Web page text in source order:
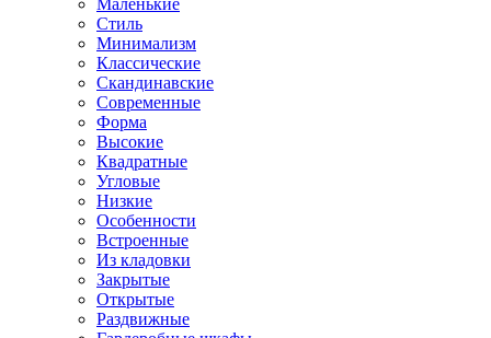
Маленькие
Стиль
Минимализм
Классические
Скандинавские
Современные
Форма
Высокие
Квадратные
Угловые
Низкие
Особенности
Встроенные
Из кладовки
Закрытые
Открытые
Раздвижные